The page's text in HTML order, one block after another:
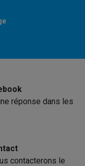
réponse dans les
contacterons le